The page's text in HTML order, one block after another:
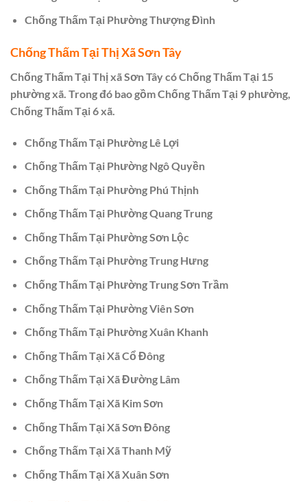
Chống Thấm Tại Phường Thượng Đình
Chống Thấm Tại Thị Xã Sơn Tây
Chống Thấm Tại Thị xã Sơn Tây có Chống Thấm Tại 15
phường xã. Trong đó bao gồm Chống Thấm Tại 9 phường,
Chống Thấm Tại 6 xã.
Chống Thấm Tại Phường Lê Lợi
Chống Thấm Tại Phường Ngô Quyền
Chống Thấm Tại Phường Phú Thịnh
Chống Thấm Tại Phường Quang Trung
Chống Thấm Tại Phường Sơn Lộc
Chống Thấm Tại Phường Trung Hưng
Chống Thấm Tại Phường Trung Sơn Trầm
Chống Thấm Tại Phường Viên Sơn
Chống Thấm Tại Phường Xuân Khanh
Chống Thấm Tại Xã Cổ Đông
Chống Thấm Tại Xã Đường Lâm
Chống Thấm Tại Xã Kim Sơn
Chống Thấm Tại Xã Sơn Đông
Chống Thấm Tại Xã Thanh Mỹ
Chống Thấm Tại Xã Xuân Sơn